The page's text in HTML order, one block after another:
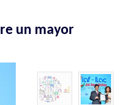
un mayor